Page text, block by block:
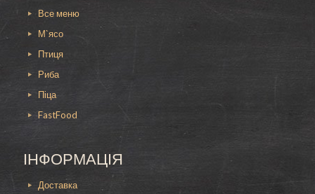
под пиво входят:
Благодаря разнообразной и сбалансированной
пикантность. Для большой компании мы
которой хватит каждому.
Пицца к пиву в Каменском — это уникальное
Все меню
М`ясо
Птиця
Риба
Піца
FastFood
ІНФОРМАЦІЯ
Доставка